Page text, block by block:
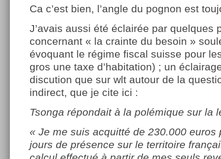
Ca c’est bien, l’angle du pognon est
J’avais aussi été éclairée par quelques
concernant « la crainte du besoin »
évoquant le régime fiscal suisse pour
gros une taxe d’habitation) ; un
discution que sur wlt autour de la
indirect, que je cite ici :
Tsonga répondait à la polémique sur la
« Je me suis acquitté de 230.000 euros
jours de présence sur le territoire